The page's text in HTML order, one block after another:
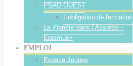
PSAD OUEST
L’obligation de formation
La Planète dans l’Assiette –
Erasmus+
EMPLOI
Espace Jeunes